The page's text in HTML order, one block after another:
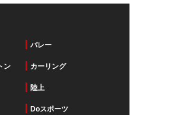
バレー
ン カーリング
陸上
Doスポーツ